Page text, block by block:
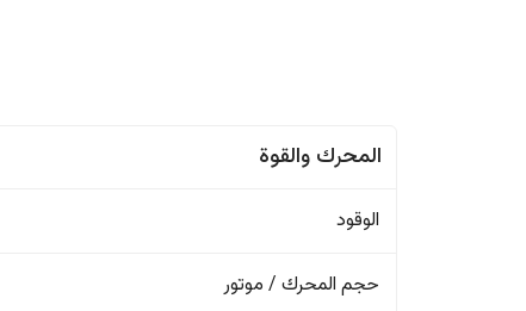
المحرك والقوة
الوقود
حجم المحرك / موتور